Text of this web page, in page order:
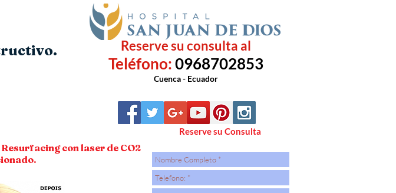
Reserve su consulta al
Teléfono:0968702853
Cuenca - Ecuador
con laser de CO2
Reserve su Consulta